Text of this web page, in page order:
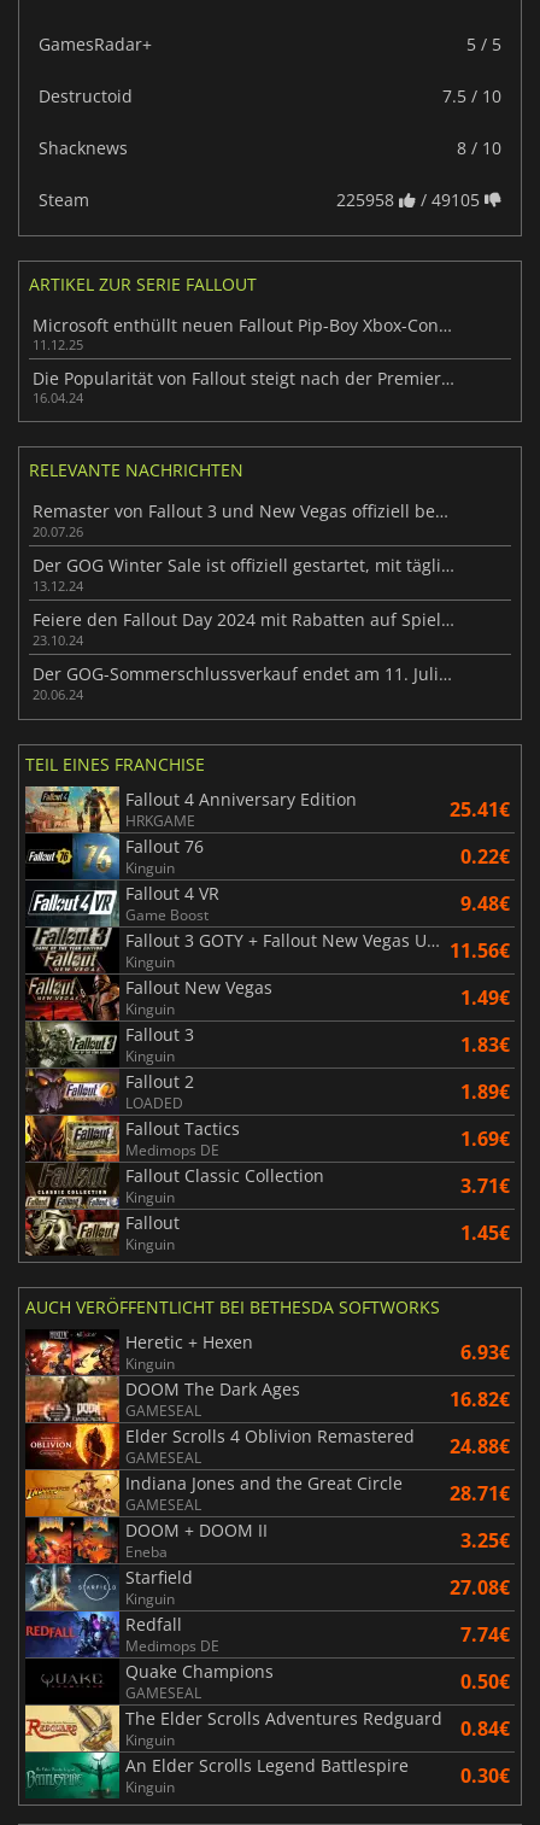
GamesRadar+ 5 / 5
Destructoid 7.5 / 10
Shacknews 8 / 10
Steam 225958 / 49105
ARTIKEL ZUR SERIE FALLOUT
Microsoft enthüllt neuen Fallout Pip-Boy Xbox-Controller
11.12.25
Die Popularität von Fallout steigt nach der Premiere der TV-Serie sprunghaft an
16.04.24
RELEVANTE NACHRICHTEN
Remaster von Fallout 3 und New Vegas offiziell bestätigt
20.07.26
Der GOG Winter Sale ist offiziell gestartet, mit täglichen Überraschungen und kostenlosen Spielen
13.12.24
Feiere den Fallout Day 2024 mit Rabatten auf Spiele und DLCs der Fallout-Reihe
23.10.24
Der GOG-Sommerschlussverkauf endet am 11. Juli, Angebote mit bis zu 95% Rabatt sind jetzt verfügbar
20.06.24
TEIL EINES FRANCHISE
Fallout 4 Anniversary Edition
HRKGAME 25.41€
Fallout 76
Kinguin 0.22€
Fallout 4 VR
Game Boost 9.48€
Fallout 3 GOTY + Fallout New Vegas Ultimate Edition
Kinguin 11.56€
Fallout New Vegas
Kinguin 1.49€
Fallout 3
Kinguin 1.83€
Fallout 2
LOADED 1.89€
Fallout Tactics
Medimops DE 1.69€
Fallout Classic Collection
Kinguin 3.71€
Fallout
Kinguin 1.45€
AUCH VERÖFFENTLICHT BEI BETHESDA SOFTWORKS
Heretic + Hexen
Kinguin 6.93€
DOOM The Dark Ages
GAMESEAL 16.82€
Elder Scrolls 4 Oblivion Remastered
GAMESEAL 24.88€
Indiana Jones and the Great Circle
GAMESEAL 28.71€
DOOM + DOOM II
Eneba 3.25€
Starfield
Kinguin 27.08€
Redfall
Medimops DE 7.74€
Quake Champions
GAMESEAL 0.50€
The Elder Scrolls Adventures Redguard
Kinguin 0.84€
An Elder Scrolls Legend Battlespire
Kinguin 0.30€